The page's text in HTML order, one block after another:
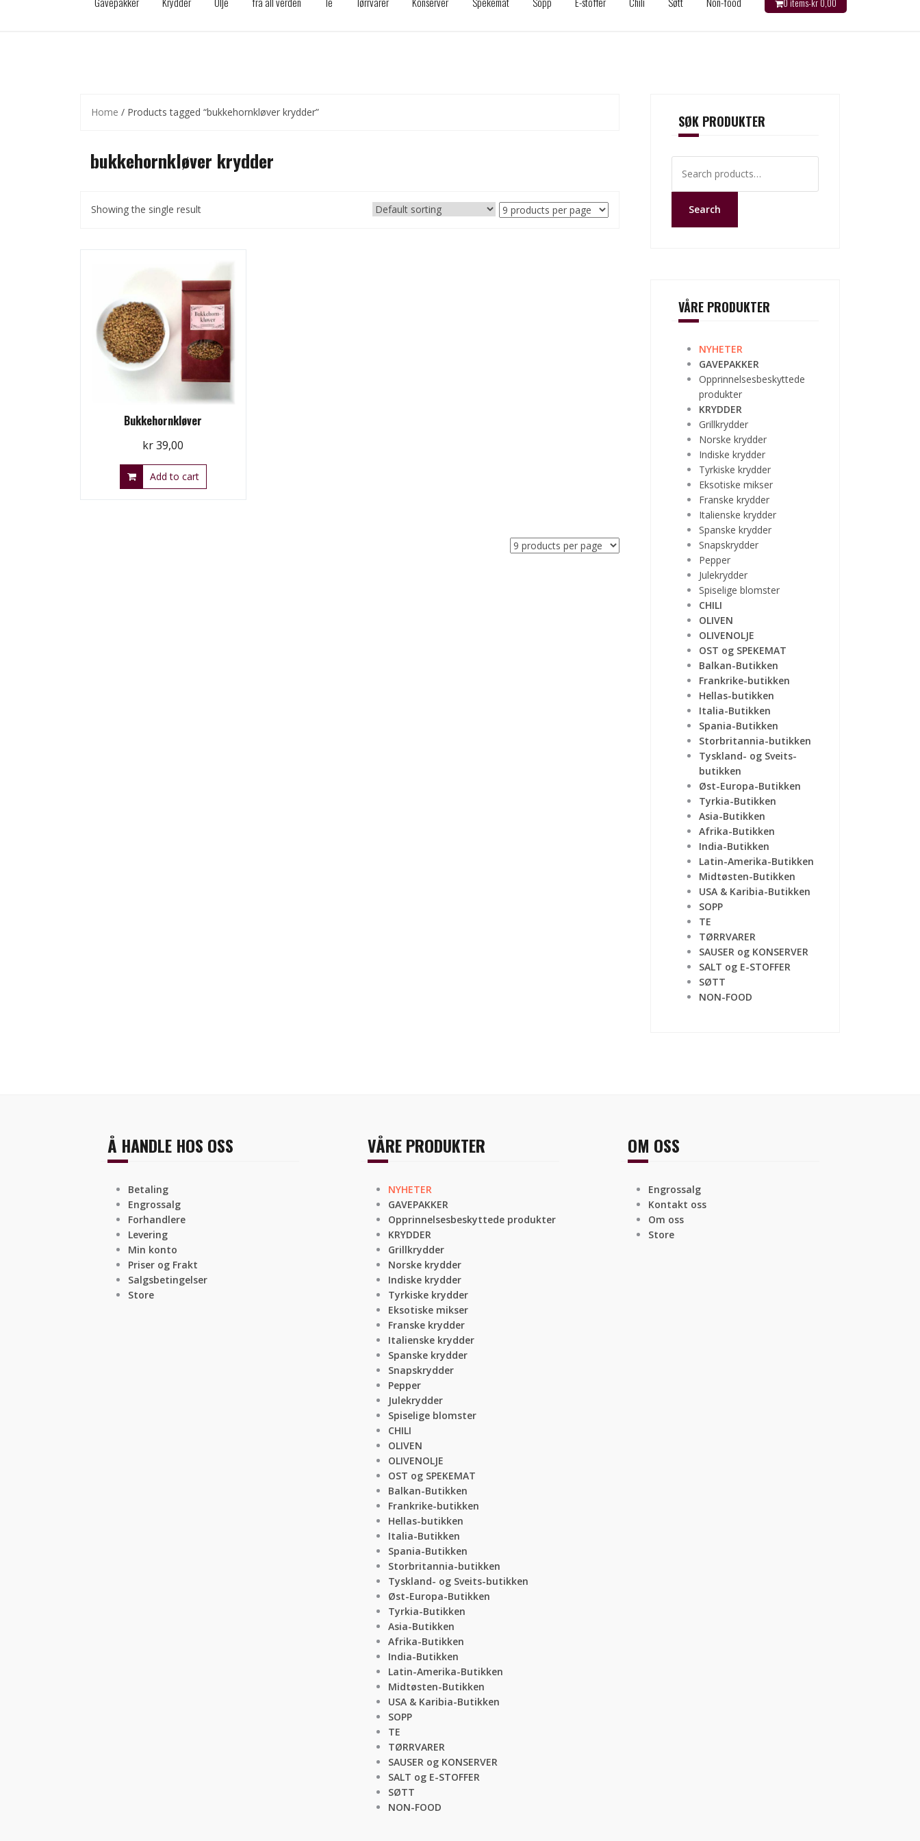
0 items-kr0,00
Home / Products tagged “bukkehornkløver krydder”
bukkehornkløver krydder
Showing the single result
Bukkehornkløver
kr39,00
Add to cart
SØK PRODUKTER
for:
Search
VÅRE PRODUKTER
NYHETER
GAVEPAKKER
Opprinnelsesbeskyttede
produkter
KRYDDER
Grillkrydder
Norske krydder
Indiske krydder
Tyrkiske krydder
Eksotiske mikser
Franske krydder
Italienske krydder
Spanske krydder
Snapskrydder
Pepper
Julekrydder
Spiselige blomster
CHILI
OLIVEN
OLIVENOLJE
OST og SPEKEMAT
Balkan-Butikken
Frankrike-butikken
Hellas-butikken
Italia-Butikken
Spania-Butikken
Storbritannia-butikken
Tyskland- og Sveits-
butikken
Øst-Europa-Butikken
Tyrkia-Butikken
Asia-Butikken
Afrika-Butikken
India-Butikken
Latin-Amerika-Butikken
Midtøsten-Butikken
USA & Karibia-Butikken
SOPP
TE
TØRRVARER
SAUSER og KONSERVER
SALT og E-STOFFER
SØTT
NON-FOOD
Å HANDLE HOS OSS
Betaling
Engrossalg
Forhandlere
Levering
Min konto
Priser og Frakt
Salgsbetingelser
Store
VÅRE PRODUKTER
NYHETER
GAVEPAKKER
Opprinnelsesbeskyttede produkter
KRYDDER
Grillkrydder
Norske krydder
Indiske krydder
Tyrkiske krydder
Eksotiske mikser
Franske krydder
Italienske krydder
Spanske krydder
Snapskrydder
Pepper
Julekrydder
Spiselige blomster
CHILI
OLIVEN
OLIVENOLJE
OST og SPEKEMAT
Balkan-Butikken
Frankrike-butikken
Hellas-butikken
Italia-Butikken
Spania-Butikken
Storbritannia-butikken
Tyskland- og Sveits-butikken
Øst-Europa-Butikken
Tyrkia-Butikken
Asia-Butikken
Afrika-Butikken
India-Butikken
Latin-Amerika-Butikken
Midtøsten-Butikken
USA & Karibia-Butikken
SOPP
TE
TØRRVARER
SAUSER og KONSERVER
SALT og E-STOFFER
SØTT
NON-FOOD
OM OSS
Engrossalg
Kontakt oss
Om oss
Store